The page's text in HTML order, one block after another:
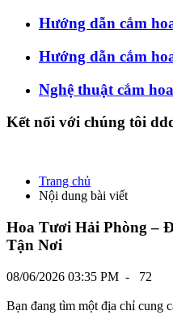
Hướng dẫn cắm
Hướng dẫn cắm
Nghệ thuật cắm hoa
Kết nối với chúng tôi
Trang chủ
Nội dung bài viết
Hoa Tươi Hải Phòng –
Tận Nơi
08/06/2026 03:35 PM - 72
Bạn đang tìm một địa chỉ cung